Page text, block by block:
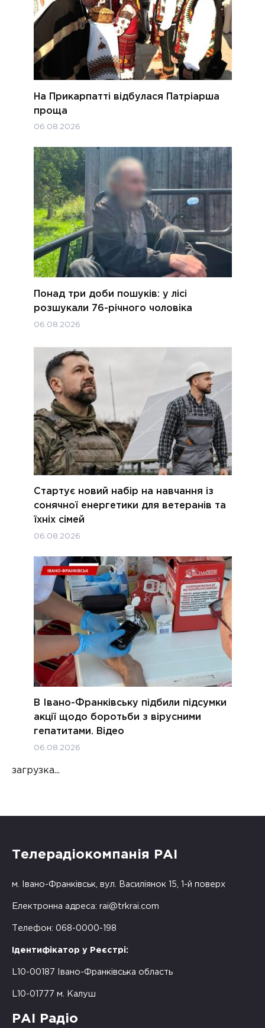
На Прикарпатті відбулася Патріарша
проща
06.08.2026
Понад три доби пошуків: у лісі
розшукали 76-річного чоловіка
06.08.2026
Стартує новий набір на навчання із
сонячної енергетики для ветеранів та
їхніх сімей
06.08.2026
В Івано-Франківську підбили підсумки
акції щодо боротьби з вірусними
гепатитами. Відео
06.08.2026
загрузка...
Телерадіокомпанія РАІ
м. Івано-Франківськ, вул. Василіянок 15, 1-й поверх
Електронна адреса: rai@trkrai.com
Телефон: 068-0000-198
Ідентифікатор у Реєстрі:
L10-00187 Івано-Франківська область
L10-01777 м. Калуш
РАІ Радіо